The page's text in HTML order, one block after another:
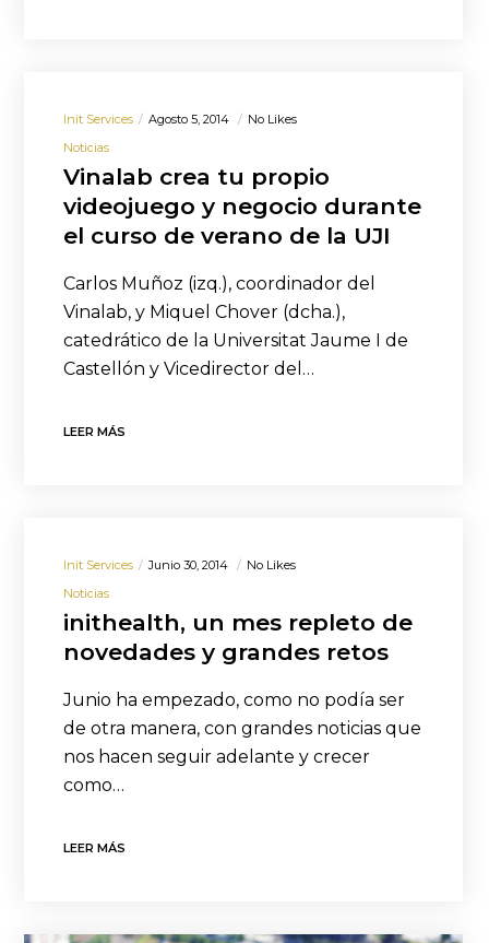
Init Services Agosto 5, 2014
No Likes
Noticias
Vinalab crea tu propio
videojuego y negocio durante
el curso de verano de la UJI
Carlos Muñoz (izq.), coordinador del
Vinalab, y Miquel Chover (dcha.),
catedrático de la Universitat Jaume I de
Castellón y Vicedirector del…
LEER MÁS
Init Services Junio 30, 2014
No Likes
Noticias
inithealth, un mes repleto de
novedades y grandes retos
Junio ha empezado, como no podía ser
de otra manera, con grandes noticias que
nos hacen seguir adelante y crecer
como…
LEER MÁS